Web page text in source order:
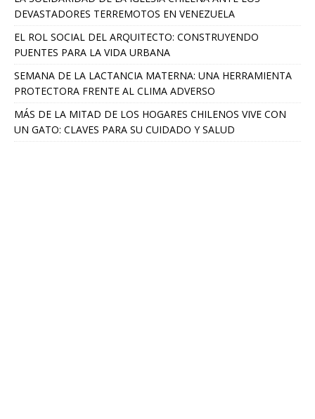
DEVASTADORES TERREMOTOS EN VENEZUELA
EL ROL SOCIAL DEL ARQUITECTO: CONSTRUYENDO
PUENTES PARA LA VIDA URBANA
SEMANA DE LA LACTANCIA MATERNA: UNA HERRAMIENTA
PROTECTORA FRENTE AL CLIMA ADVERSO
MÁS DE LA MITAD DE LOS HOGARES CHILENOS VIVE CON
UN GATO: CLAVES PARA SU CUIDADO Y SALUD